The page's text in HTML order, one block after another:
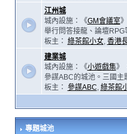
江州城
城內設施：《GM會議室
舉行問答接龍、論壇RPG
板主： 綠茶館小女, 香港
建業城
城內設施：《小遊戲集》
參謀ABC的城池。三國主
板主： 參謀ABC, 綠茶館
專題城池